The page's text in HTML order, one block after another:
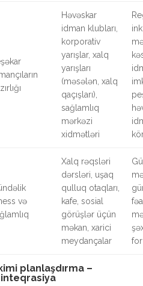
Həvəskar
idman klubları,
korporativ
yarışlar, xalq
yarışları
(məsələn, xalq
qaçışları),
sağlamlıq
mərkəzi
xidmətləri
və
Xalq rəqsləri
dərsləri, uşaq
qulluq otaqları,
kafe, sosial
görüşlər üçün
məkan, xarici
meydançalar
planlaşdırma –